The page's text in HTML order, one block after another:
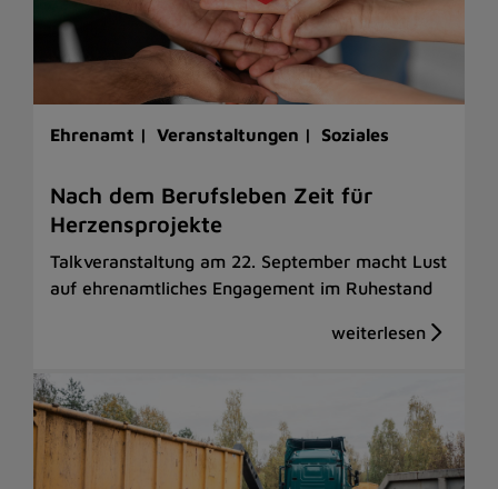
Ehrenamt | Veranstaltungen | Soziales
Nach dem Berufsleben Zeit für
Herzensprojekte
Talkveranstaltung am 22. September macht Lust
auf ehrenamtliches Engagement im Ruhestand